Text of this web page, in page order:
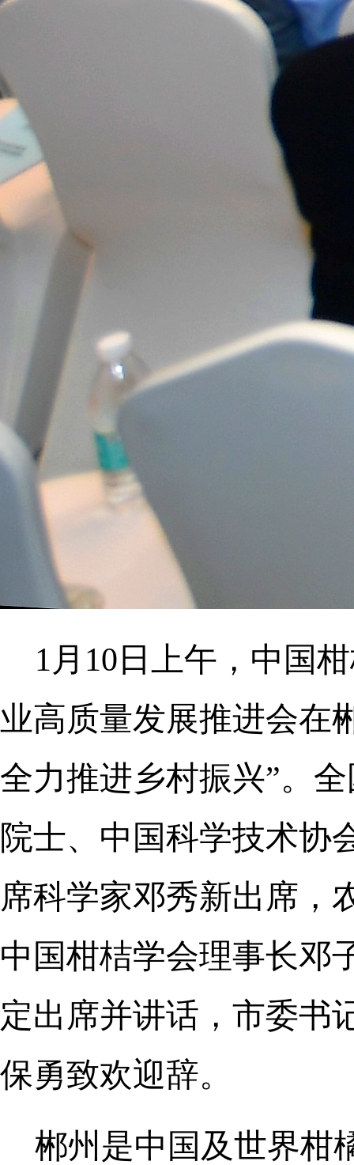
1月10日上午，中国
业高质量发展推进会在
全力推进乡村振兴”。
院士、中国科学技术协
席科学家邓秀新出席，
中国柑桔学会理事长邓
定出席并讲话，市委书
保勇致欢迎辞。
郴州是中国及世界柑